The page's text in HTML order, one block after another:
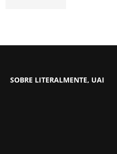
SOBRE LITERALMENTE, UAI